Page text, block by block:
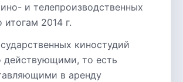
и телепроизводственных
итогам 2014 г.
киностудий
действующими, то есть
в аренду